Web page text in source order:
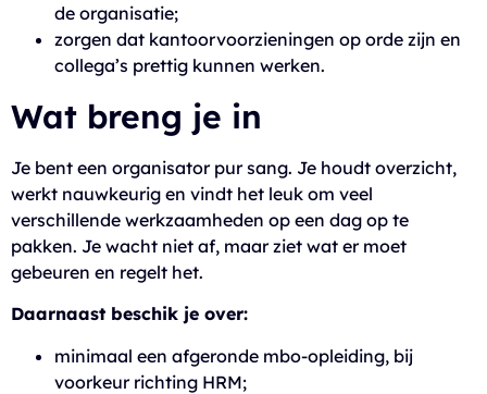
de organisatie;
zorgen dat kantoorvoorzieningen op orde zijn en
collega’s prettig kunnen werken.
Wat breng je in
Je bent een organisator pur sang. Je houdt overzicht,
werkt nauwkeurig en vindt het leuk om veel
verschillende werkzaamheden op een dag op te
pakken. Je wacht niet af, maar ziet wat er moet
gebeuren en regelt het.
Daarnaast beschik je over:
minimaal een afgeronde mbo-opleiding, bij
voorkeur richting HRM;